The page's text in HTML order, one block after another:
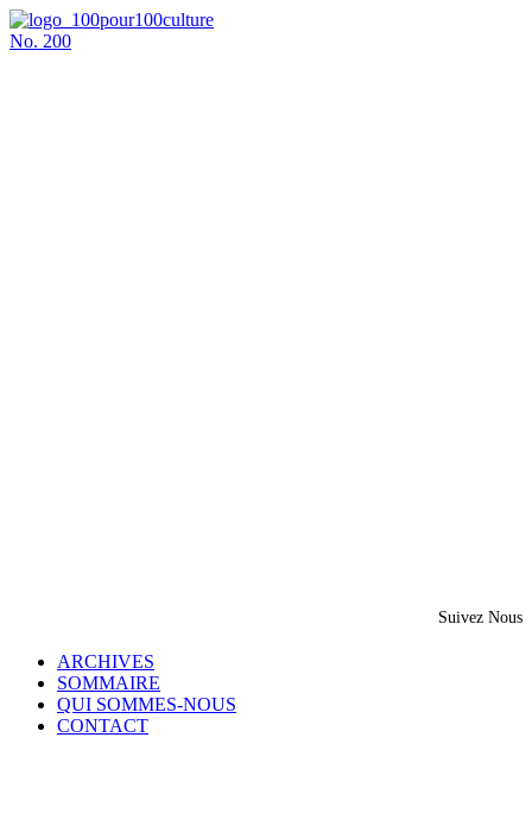
No. 200
Suivez Nous
ARCHIVES
SOMMAIRE
QUI SOMMES-NOUS
CONTACT